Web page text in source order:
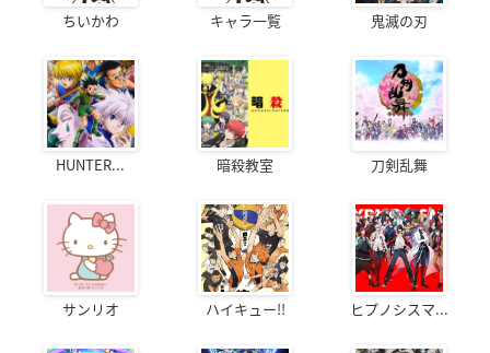
ちいかわ キャラ一覧 鬼滅の刃
HUNTER... 暗殺教室 刀剣乱舞
サンリオ ハイキュー!! ヒプノシスマ...